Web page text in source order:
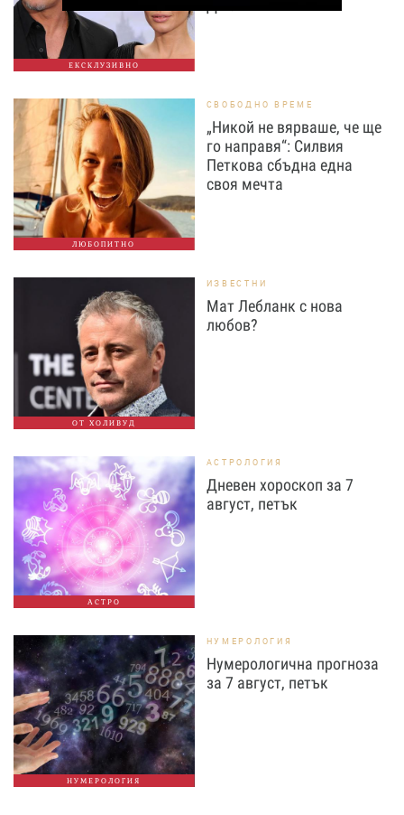
ЕКСКЛУЗИВНО
ЛЮБОПИТНО
СВОБОДНО ВРЕМЕ
„Никой не вярваше, че ще
го направя“: Силвия
Петкова сбъдна една
своя мечта
ОТ ХОЛИВУД
ИЗВЕСТНИ
Мат Лебланк с нова
любов?
АСТРО
АСТРОЛОГИЯ
Дневен хороскоп за 7
август, петък
НУМЕРОЛОГИЯ
НУМЕРОЛОГИЯ
Нумерологична прогноза
за 7 август, петък